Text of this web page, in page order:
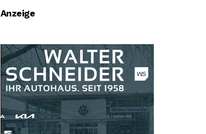
Anzeige